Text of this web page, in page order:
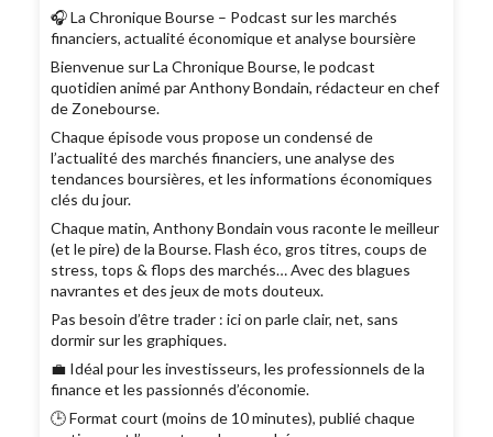
🎧 La Chronique Bourse – Podcast sur les marchés
financiers, actualité économique et analyse boursière
Bienvenue sur La Chronique Bourse, le podcast
quotidien animé par Anthony Bondain, rédacteur en chef
de Zonebourse.
Chaque épisode vous propose un condensé de
l’actualité des marchés financiers, une analyse des
tendances boursières, et les informations économiques
clés du jour.
Chaque matin, Anthony Bondain vous raconte le meilleur
(et le pire) de la Bourse. Flash éco, gros titres, coups de
stress, tops & flops des marchés… Avec des blagues
navrantes et des jeux de mots douteux.
Pas besoin d’être trader : ici on parle clair, net, sans
dormir sur les graphiques.
💼 Idéal pour les investisseurs, les professionnels de la
finance et les passionnés d’économie.
🕒 Format court (moins de 10 minutes), publié chaque